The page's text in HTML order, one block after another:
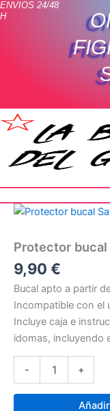
Ir
ENVIOS 24/48
H
Protector bucal
9,90 €
Bucal apto a partir
Incompatible con el
Incluye caja e
idomas, incluyendo
-
Protector
naranja
cantidad
+